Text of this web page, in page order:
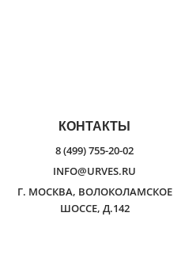
КОНТАКТЫ
8 (499) 755-20-02
INFO@URVES.RU
Г. МОСКВА, ВОЛОКОЛАМСКОЕ
ШОССЕ, Д.142